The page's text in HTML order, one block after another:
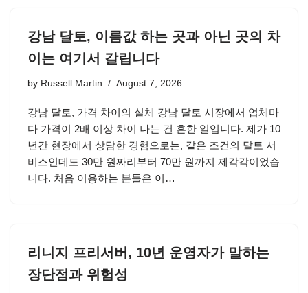
강남 달토, 이름값 하는 곳과 아닌 곳의 차
이는 여기서 갈립니다
by Russell Martin August 7, 2026
강남 달토, 가격 차이의 실체 강남 달토 시장에서 업체마
다 가격이 2배 이상 차이 나는 건 흔한 일입니다. 제가 10
년간 현장에서 상담한 경험으로는, 같은 조건의 달토 서
비스인데도 30만 원짜리부터 70만 원까지 제각각이었습
니다. 처음 이용하는 분들은 이…
리니지 프리서버, 10년 운영자가 말하는
장단점과 위험성